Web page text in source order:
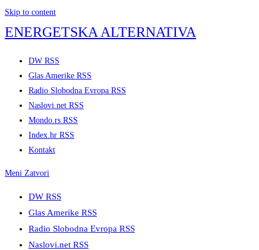
Skip to content
ENERGETSKA ALTERNATIVA
DW RSS
Glas Amerike RSS
Radio Slobodna Evropa RSS
Naslovi.net RSS
Mondo.rs RSS
Index.hr RSS
Kontakt
Meni Zatvori
DW RSS
Glas Amerike RSS
Radio Slobodna Evropa RSS
Naslovi.net RSS